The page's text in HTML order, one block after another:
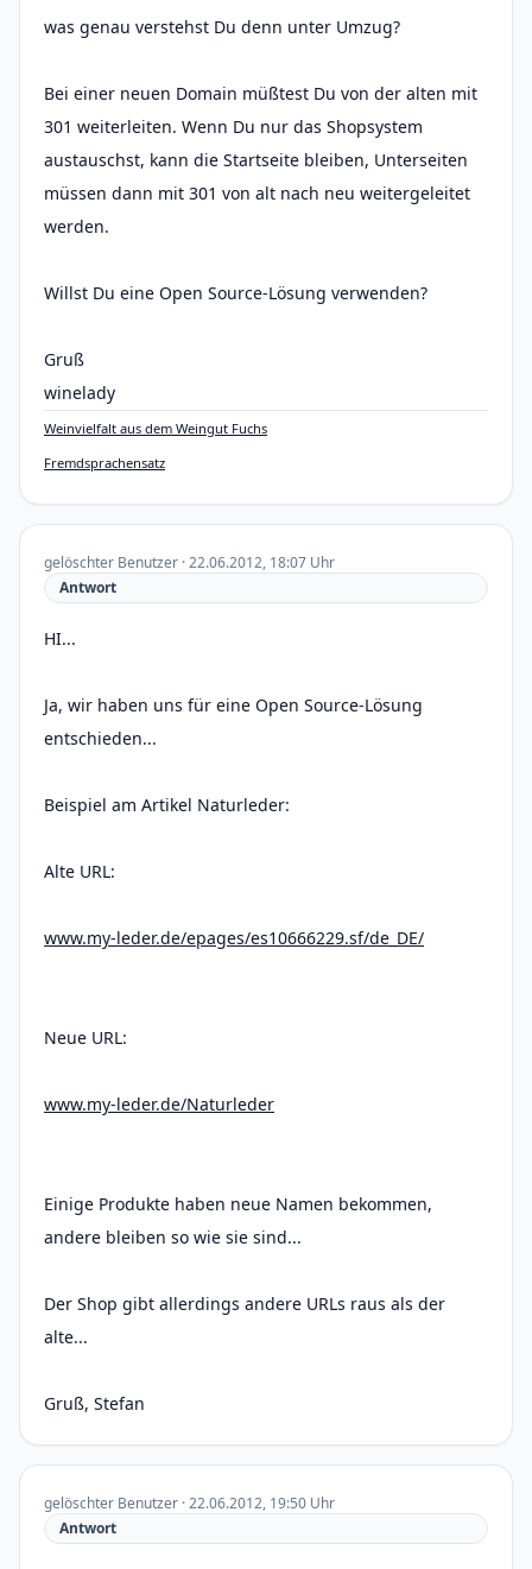
was genau verstehst Du denn unter Umzug?
Bei einer neuen Domain müßtest Du von der alten mit
301 weiterleiten. Wenn Du nur das Shopsystem
austauschst, kann die Startseite bleiben, Unterseiten
müssen dann mit 301 von alt nach neu weitergeleitet
werden.
Willst Du eine Open Source-Lösung verwenden?
Gruß
winelady
Weinvielfalt aus dem Weingut Fuchs
Fremdsprachensatz
gelöschter Benutzer · 22.06.2012, 18:07 Uhr
Antwort
HI...
Ja, wir haben uns für eine Open Source-Lösung
entschieden...
Beispiel am Artikel Naturleder:
Alte URL:
www.my-leder.de/epages/es10666229.sf/de_DE/
Neue URL:
www.my-leder.de/Naturleder
Einige Produkte haben neue Namen bekommen,
andere bleiben so wie sie sind...
Der Shop gibt allerdings andere URLs raus als der
alte...
Gruß, Stefan
gelöschter Benutzer · 22.06.2012, 19:50 Uhr
Antwort